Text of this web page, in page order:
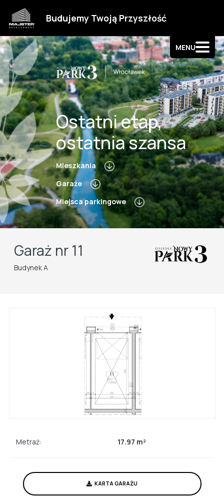
Budujemy Twoją Przyszłość
MENU
Kontakt
Ostatni etap,
ostatnia szansa
Mieszkania
Garaże
Miejsca parkingowe
Garaż nr 11
Budynek A
Metraż: 17.97 m²
KARTA GARAŻU